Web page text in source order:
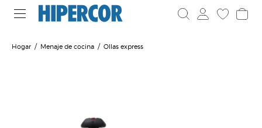
Hogar Menaje de cocina Ollas express